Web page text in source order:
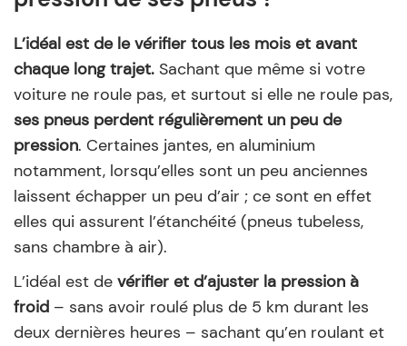
L’idéal est de le vérifier tous les mois et avant
chaque long trajet. Sachant que même si votre
voiture ne roule pas, et surtout si elle ne roule pas,
ses pneus perdent régulièrement un peu de
pression. Certaines jantes, en aluminium
notamment, lorsqu’elles sont un peu anciennes
laissent échapper un peu d’air ; ce sont en effet
elles qui assurent l’étanchéité (pneus tubeless,
sans chambre à air).
L’idéal est de vérifier et d’ajuster la pression à
froid – sans avoir roulé plus de 5 km durant les
deux dernières heures – sachant qu’en roulant et